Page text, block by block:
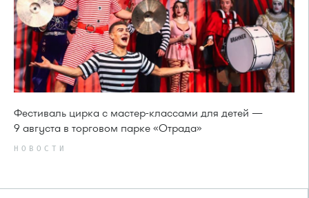
Фестиваль цирка с мастер-классами для детей —
9 августа в торговом парке «Отрада»
НОВОСТИ